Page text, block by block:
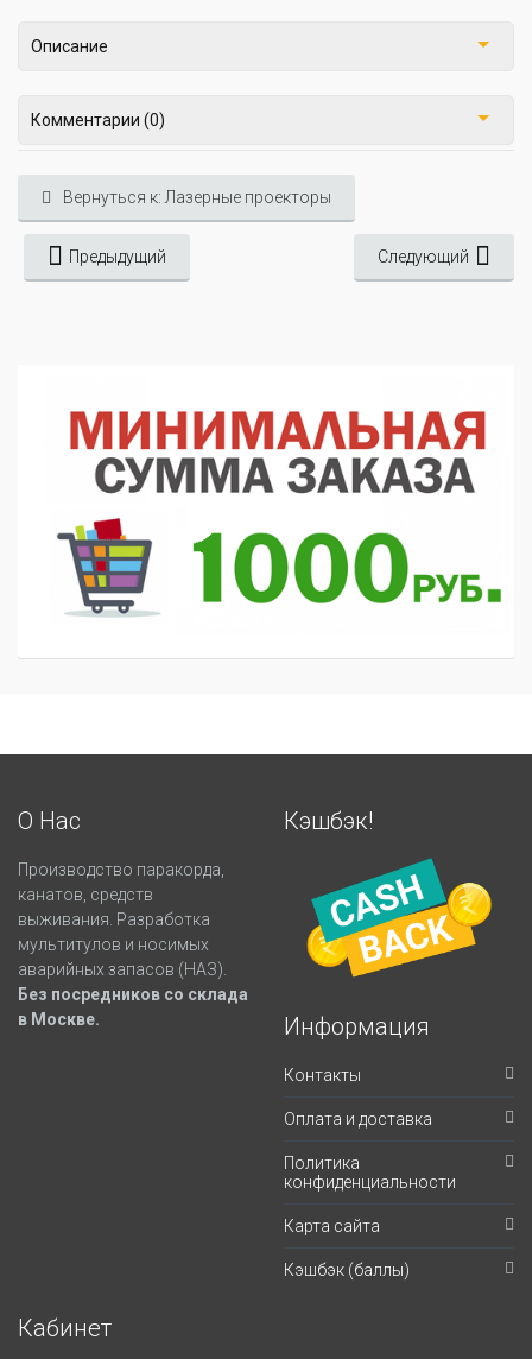
Описание
Комментарии (0)
Вернуться к: Лазерные проекторы
Предыдущий Следующий
О Нас
Производство паракорда,
канатов, средств
выживания. Разработка
мультитулов и носимых
аварийных запасов (НАЗ).
Без посредников со склада
в Москве.
Кэшбэк!
Информация
Контакты
Оплата и доставка
Политика
конфиденциальности
Карта сайта
Кэшбэк (баллы)
Кабинет